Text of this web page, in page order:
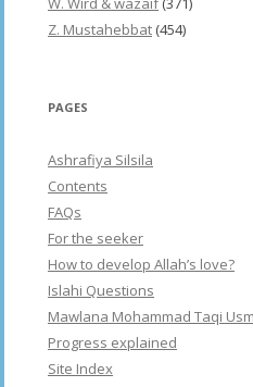
Z. Mustahebbat (454)
PAGES
Ashrafiya Silsila
Contents
FAQs
For the seeker
How to develop Allah’s love?
Islahi Questions
Mawlana Mohammad Taqi
Progress explained
Site Index